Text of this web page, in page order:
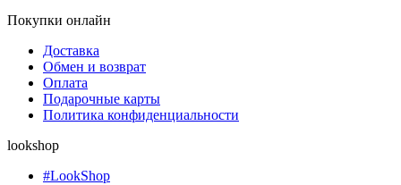
Покупки онлайн
Доставка
Обмен и возврат
Оплата
Подарочные карты
Политика конфиденциальности
lookshop
#LookShop